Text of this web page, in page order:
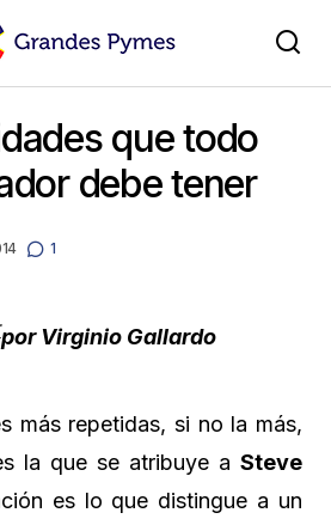
que todo
debe tener
1
por Virginio Gallardo
más repetidas, si no la más,
la que se atribuye a Steve
es lo que distingue a un